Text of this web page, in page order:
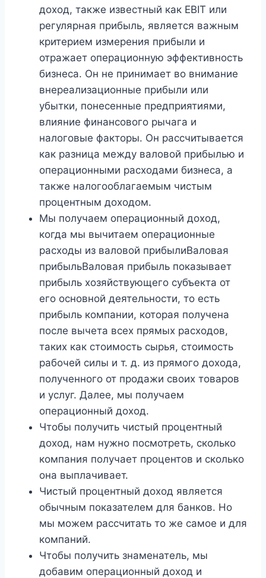
доход, также известный как EBIT или
регулярная прибыль, является важным
критерием измерения прибыли и
отражает операционную эффективность
бизнеса. Он не принимает во внимание
внереализационные прибыли или
убытки, понесенные предприятиями,
влияние финансового рычага и
налоговые факторы. Он рассчитывается
как разница между валовой прибылью и
операционными расходами бизнеса, а
также налогооблагаемым чистым
процентным доходом.
Мы получаем операционный доход,
когда мы вычитаем операционные
расходы из валовой прибылиВаловая
прибыльВаловая прибыль показывает
прибыль хозяйствующего субъекта от
его основной деятельности, то есть
прибыль компании, которая получена
после вычета всех прямых расходов,
таких как стоимость сырья, стоимость
рабочей силы и т. д. из прямого дохода,
полученного от продажи своих товаров
и услуг. Далее, мы получаем
операционный доход.
Чтобы получить чистый процентный
доход, нам нужно посмотреть, сколько
компания получает процентов и сколько
она выплачивает.
Чистый процентный доход является
обычным показателем для банков. Но
мы можем рассчитать то же самое и для
компаний.
Чтобы получить знаменатель, мы
добавим операционный доход и